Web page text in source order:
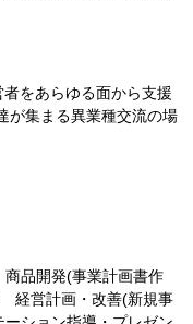
をあらゆる面から支援
が集まる異業種交流の場
品開発(事業計画書作
経営計画・改善(新規事